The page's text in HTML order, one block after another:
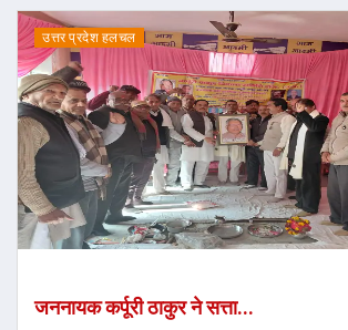
उत्तर प्रदेश हलचल
जननायक कर्पूरी ठाकुर ने सत्ता...